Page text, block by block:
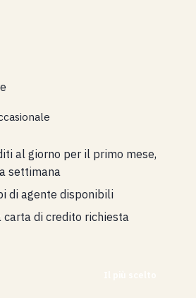
al giorno per il primo mese,
settimana
di agente disponibili
carta di credito richiesta